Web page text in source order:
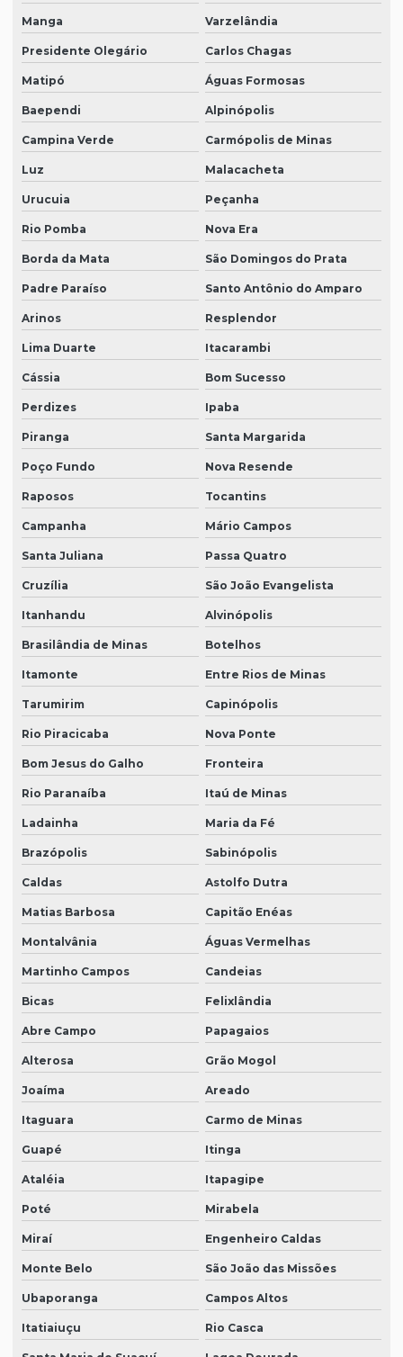
Manga Varzelândia
Presidente Olegário Carlos Chagas
Matipó Águas Formosas
Baependi Alpinópolis
Campina Verde Carmópolis de Minas
Luz Malacacheta
Urucuia Peçanha
Rio Pomba Nova Era
Borda da Mata São Domingos do Prata
Padre Paraíso Santo Antônio do Amparo
Arinos Resplendor
Lima Duarte Itacarambi
Cássia Bom Sucesso
Perdizes Ipaba
Piranga Santa Margarida
Poço Fundo Nova Resende
Raposos Tocantins
Campanha Mário Campos
Santa Juliana Passa Quatro
Cruzília São João Evangelista
Itanhandu Alvinópolis
Brasilândia de Minas Botelhos
Itamonte Entre Rios de Minas
Tarumirim Capinópolis
Rio Piracicaba Nova Ponte
Bom Jesus do Galho Fronteira
Rio Paranaíba Itaú de Minas
Ladainha Maria da Fé
Brazópolis Sabinópolis
Caldas Astolfo Dutra
Matias Barbosa Capitão Enéas
Montalvânia Águas Vermelhas
Martinho Campos Candeias
Bicas Felixlândia
Abre Campo Papagaios
Alterosa Grão Mogol
Joaíma Areado
Itaguara Carmo de Minas
Guapé Itinga
Ataléia Itapagipe
Poté Mirabela
Miraí Engenheiro Caldas
Monte Belo São João das Missões
Ubaporanga Campos Altos
Itatiaiuçu Rio Casca